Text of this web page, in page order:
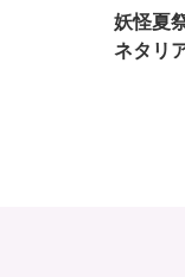
妖怪夏
ネタリ